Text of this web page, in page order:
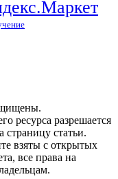
ресурса разрешается
страницу статьи.
взяты с открытых
все права на